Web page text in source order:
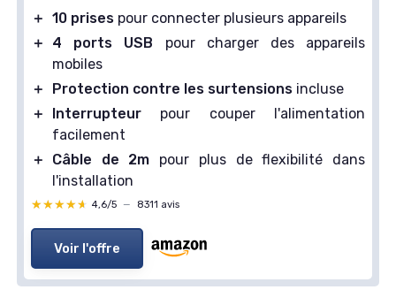
＋ 10 prises pour connecter plusieurs appareils
＋
4 ports USB pour charger des appareils
mobiles
＋
Protection contre les surtensions incluse
＋
Interrupteur pour couper l'alimentation
facilement
＋
Câble de 2m pour plus de flexibilité dans
l'installation
★★★★★
★★★★★ 4,6/5 — 8311 avis
Voir l'offre